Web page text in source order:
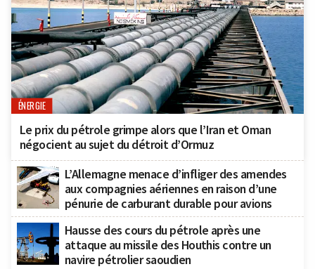
ÉNERGIE
Le prix du pétrole grimpe alors que l’Iran et Oman
négocient au sujet du détroit d’Ormuz
L’Allemagne menace d’infliger des amendes
aux compagnies aériennes en raison d’une
pénurie de carburant durable pour avions
Hausse des cours du pétrole après une
attaque au missile des Houthis contre un
navire pétrolier saoudien